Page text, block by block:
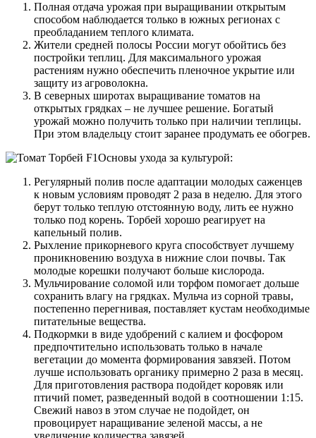
Полная отдача урожая при выращивании открытым
способом наблюдается только в южных регионах с
преобладанием теплого климата.
Жители средней полосы России могут обойтись без
постройки теплиц. Для максимального урожая
растениям нужно обеспечить пленочное укрытие или
защиту из агроволокна.
В северных широтах выращивание томатов на
открытых грядках – не лучшее решение. Богатый
урожай можно получить только при наличии теплицы.
При этом владельцу стоит заранее продумать ее обогрев.
Основы ухода за культурой:
Регулярный полив после адаптации молодых саженцев
к новым условиям проводят 2 раза в неделю. Для этого
берут только теплую отстоянную воду, лить ее нужно
только под корень. Торбей хорошо реагирует на
капельный полив.
Рыхление прикорневого круга способствует лучшему
проникновению воздуха в нижние слои почвы. Так
молодые корешки получают больше кислорода.
Мульчирование соломой или торфом помогает дольше
сохранить влагу на грядках. Мульча из сорной травы,
постепенно перегнивая, поставляет кустам необходимые
питательные вещества.
Подкормки в виде удобрений с калием и фосфором
предпочтительно использовать только в начале
вегетации до момента формирования завязей. Потом
лучше использовать органику примерно 2 раза в месяц.
Для приготовления раствора подойдет коровяк или
птичий помет, разведенный водой в соотношении 1:15.
Свежий навоз в этом случае не подойдет, он
провоцирует наращивание зеленой массы, а не